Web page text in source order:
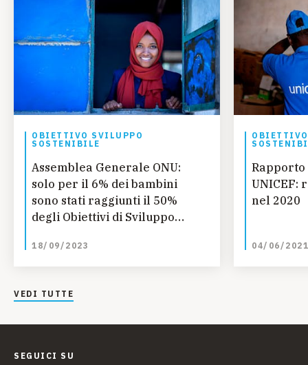
OBIETTIVO SVILUPPO
SOSTENIBILE
Assemblea Generale ONU:
solo per il 6% dei bambini
sono stati raggiunti il 50%
degli Obiettivi di Sviluppo
18/09/2023
UNICEF:
nel 2020
04/06/2021
VEDI TUTTE
SEGUICI SU